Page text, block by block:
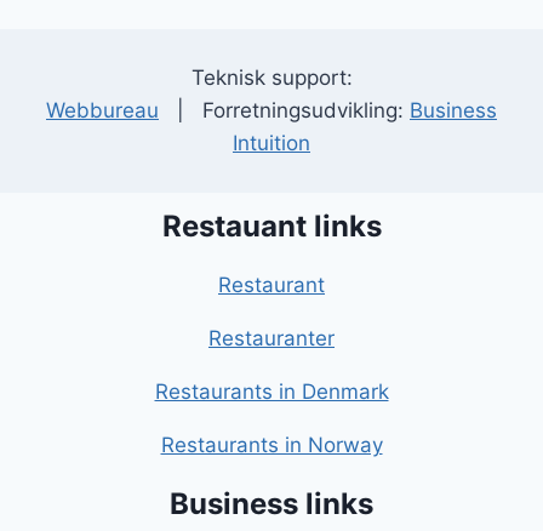
Teknisk support:
Webbureau | Forretningsudvikling: Business
Intuition
Restauant links
Restaurant
Restauranter
Restaurants in Denmark
Restaurants in Norway
Business links